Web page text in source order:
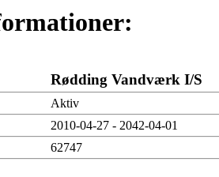
Rødding Vandværk I/S
Aktiv
2010-04-27 - 2042-04-01
62747